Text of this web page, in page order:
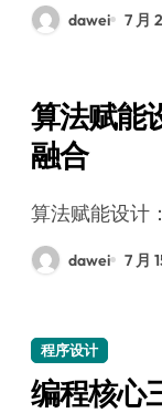
dawei 7 月
算法赋能
融合
算法赋能设
dawei 7 月
程序设计
编程核心